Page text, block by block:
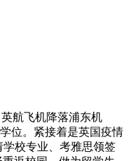
航飞机降落浦东机
位。紧接着是英国疫情
校专业、考雅思领签